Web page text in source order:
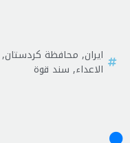
ايران, محافظة كردستان,
الاعداء, سند قوة